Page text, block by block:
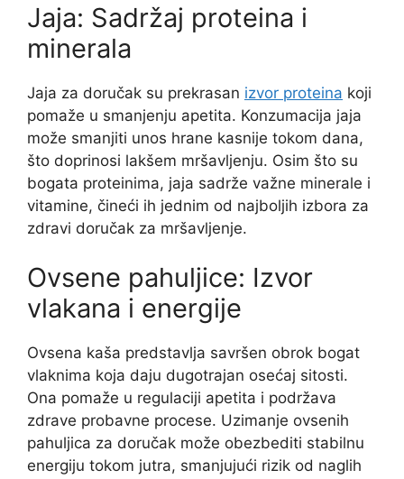
Jaja: Sadržaj proteina i
minerala
Jaja za doručak su prekrasan izvor proteina koji
pomaže u smanjenju apetita. Konzumacija jaja
može smanjiti unos hrane kasnije tokom dana,
što doprinosi lakšem mršavljenju. Osim što su
bogata proteinima, jaja sadrže važne minerale i
vitamine, čineći ih jednim od najboljih izbora za
zdravi doručak za mršavljenje.
Ovsene pahuljice: Izvor
vlakana i energije
Ovsena kaša predstavlja savršen obrok bogat
vlaknima koja daju dugotrajan osećaj sitosti.
Ona pomaže u regulaciji apetita i podržava
zdrave probavne procese. Uzimanje ovsenih
pahuljica za doručak može obezbediti stabilnu
energiju tokom jutra, smanjujući rizik od naglih